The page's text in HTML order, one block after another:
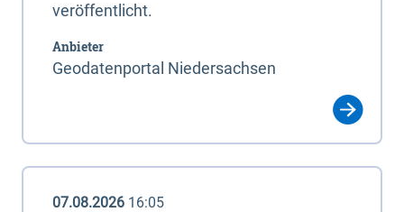
veröffentlicht.
Anbieter
Geodatenportal Niedersachsen
07.08.2026 16:05